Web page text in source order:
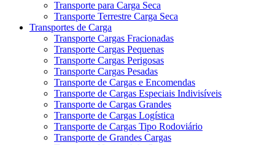
Transporte para Carga Seca
Transporte Terrestre Carga Seca
Transportes de Carga
Transporte Cargas Fracionadas
Transporte Cargas Pequenas
Transporte Cargas Perigosas
Transporte Cargas Pesadas
Transporte de Cargas e Encomendas
Transporte de Cargas Especiais Indivisíveis
Transporte de Cargas Grandes
Transporte de Cargas Logística
Transporte de Cargas Tipo Rodoviário
Transporte de Grandes Cargas